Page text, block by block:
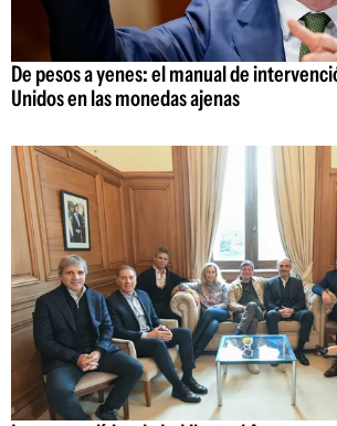
De pesos a yenes: el manual de
Unidos en las monedas ajenas